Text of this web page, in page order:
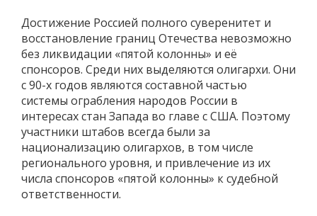
Достижение Россией полного суверенитет и
восстановление границ Отечества невозможно
без ликвидации «пятой колонны» и её
спонсоров. Среди них выделяются олигархи. Они
с 90-х годов являются составной частью
системы ограбления народов России в
интересах стан Запада во главе с США. Поэтому
участники штабов всегда были за
национализацию олигархов, в том числе
регионального уровня, и привлечение из их
числа спонсоров «пятой колонны» к судебной
ответственности.